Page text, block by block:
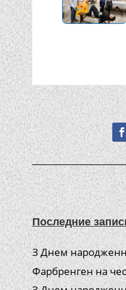
Последние
З Днем
Фарбренген на